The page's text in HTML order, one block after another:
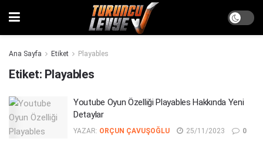
Ana Sayfa Etiket Playables
Etiket: Playables
Youtube Oyun Özelliği Playables Hakkında Yeni
Detaylar
YAZAR: ORÇUN ÇAVUŞOĞLU 25/11/2023 0